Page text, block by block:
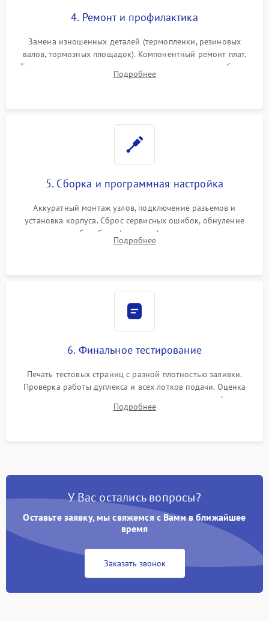
4. Ремонт и профилактика
Замена изношенных деталей (термопленки, резиновых
валов, тормозных площадок). Компонентный ремонт плат.
Тщательная очистка тракта печати, контактов и линз блока
лазера (LSU) от просыпанного тонера и пыли.
Подробнее
5. Сборка и программная настройка
Аккуратный монтаж узлов, подключение разъемов и
установка корпуса. Сброс сервисных ошибок, обнуление
счетчиков абсорбера (памперса) или узла переноса,
обновление прошивки и программная калибровка аппарата.
Подробнее
6. Финальное тестирование
Печать тестовых страниц с разной плотностью заливки.
Проверка работы дуплекса и всех лотков подачи. Оценка
качества запекания тонера и полное отсутствие дефектов
изображения перед выдачей готового устройства.
Подробнее
У Вас остались вопросы?
Оставьте заявку, мы свяжемся с Вами в ближайшее
время
Заказать звонок